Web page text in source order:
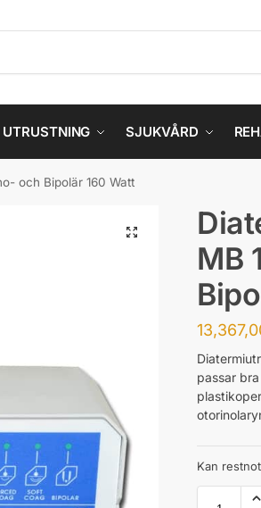
SJUKVÅRD
och Bipolär 160 Watt
MB
passar
Kan